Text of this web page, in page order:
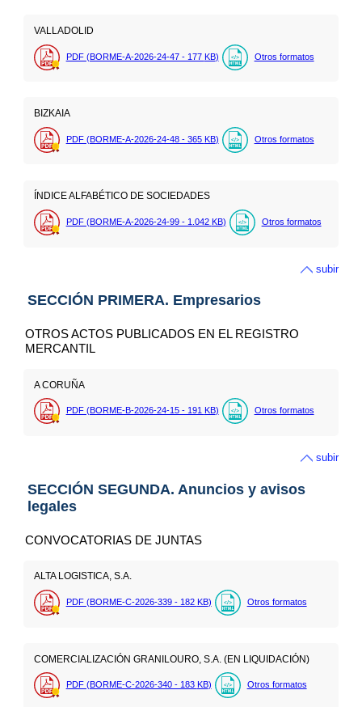
VALLADOLID
PDF (BORME-A-2026-24-47 - 177 KB) Otros formatos
BIZKAIA
PDF (BORME-A-2026-24-48 - 365 KB) Otros formatos
ÍNDICE ALFABÉTICO DE SOCIEDADES
PDF (BORME-A-2026-24-99 - 1.042 KB) Otros formatos
subir
SECCIÓN PRIMERA. Empresarios
OTROS ACTOS PUBLICADOS EN EL REGISTRO
MERCANTIL
A CORUÑA
PDF (BORME-B-2026-24-15 - 191 KB) Otros formatos
subir
SECCIÓN SEGUNDA. Anuncios y avisos
legales
CONVOCATORIAS DE JUNTAS
ALTA LOGISTICA, S.A.
PDF (BORME-C-2026-339 - 182 KB) Otros formatos
COMERCIALIZACIÓN GRANILOURO, S.A. (EN LIQUIDACIÓN)
PDF (BORME-C-2026-340 - 183 KB) Otros formatos